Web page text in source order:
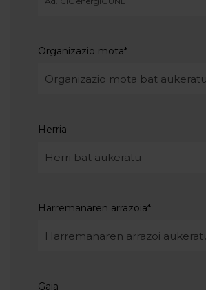
Organizazio mota*
Herria
Harremanaren arrazoia*
Gaia